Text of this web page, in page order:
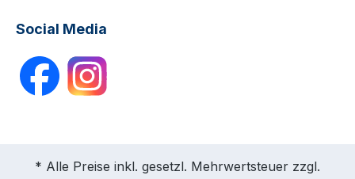
Social Media
* Alle Preise inkl. gesetzl. Mehrwertsteuer zzgl.